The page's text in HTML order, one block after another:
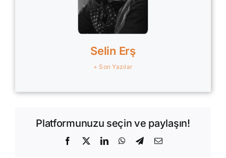
Selin Erş
+ Son Yazılar
Platformunuzu seçin ve paylaşın!
Facebook
X LinkedInWhatsApp
Telegram
E-